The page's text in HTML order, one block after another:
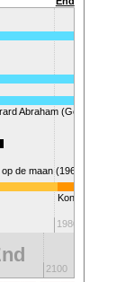
1980
Koningin
Abraham (Gerard)
de maan (1969)
2100